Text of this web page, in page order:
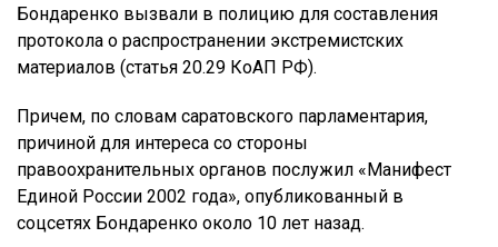
Бондаренко вызвали в полицию для составления
протокола о распространении экстремистских
материалов (статья 20.29 КоАП РФ).
Причем, по словам саратовского парламентария,
причиной для интереса со стороны
правоохранительных органов послужил «Манифест
Единой России 2002 года», опубликованный в
соцсетях Бондаренко около 10 лет назад.